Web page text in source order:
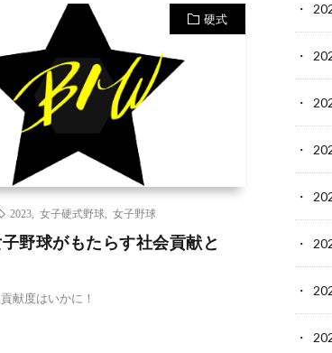
硬式
2023 ,女子硬式野球 ,女子野球
子野球がもたらす社会貢献と
献度はいかに！